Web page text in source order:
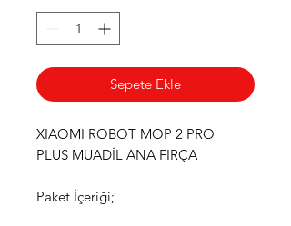
Sepete Ekle
XIAOMI ROBOT MOP 2 PRO
PLUS MUADİL ANA FIRÇA
Paket İçeriği;